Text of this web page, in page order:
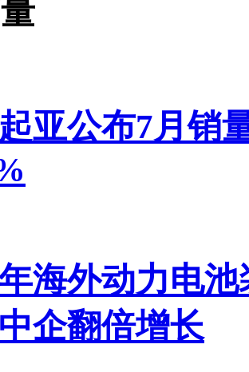
亚公布7月销
海外动力电
企翻倍增长